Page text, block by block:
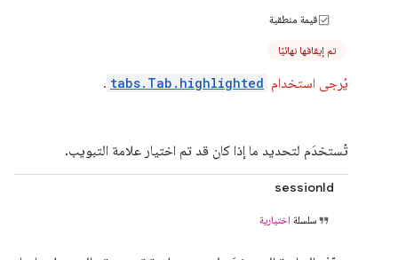
قيمة منطقية
تم إيقافها نهائيًا
يُرجى استخدام tabs.Tab.highlighted
.
تُستخدَم لتحديد ما إذا كان قد تم اختيار علامة التبويب.
sessionId
سلسلة اختيارية